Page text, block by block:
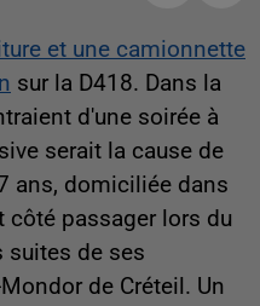
et une camionnette
sur la D418. Dans la
d'une soirée à
serait la cause de
ans, domiciliée dans
côté passager lors du
suites de ses
de Créteil. Un